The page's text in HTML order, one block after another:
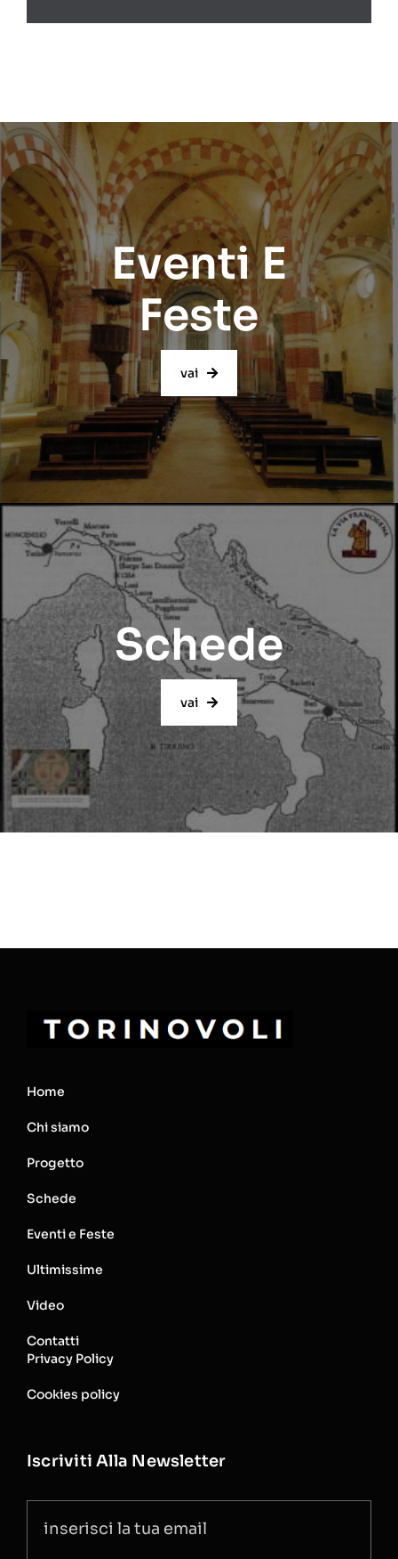
Eventi E
Feste
vai
Schede
vai
Home
Chi siamo
Progetto
Schede
Eventi e Feste
Ultimissime
Video
Contatti
Privacy Policy
Cookies policy
Iscriviti Alla Newsletter